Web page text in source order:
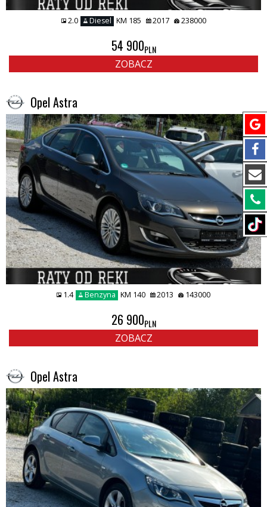
2.0 Diesel KM 185 2017 238000
54 900PLN
ZOBACZ
Opel Astra
1.4 Benzyna KM 140 2013 143000
26 900PLN
ZOBACZ
Opel Astra